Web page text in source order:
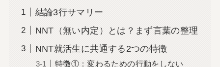
結論3行サマリー
NNT（無い内定）とは？まず言葉の整理
NNT就活生に共通する2つの特徴
特徴①：変わるための行動をしない